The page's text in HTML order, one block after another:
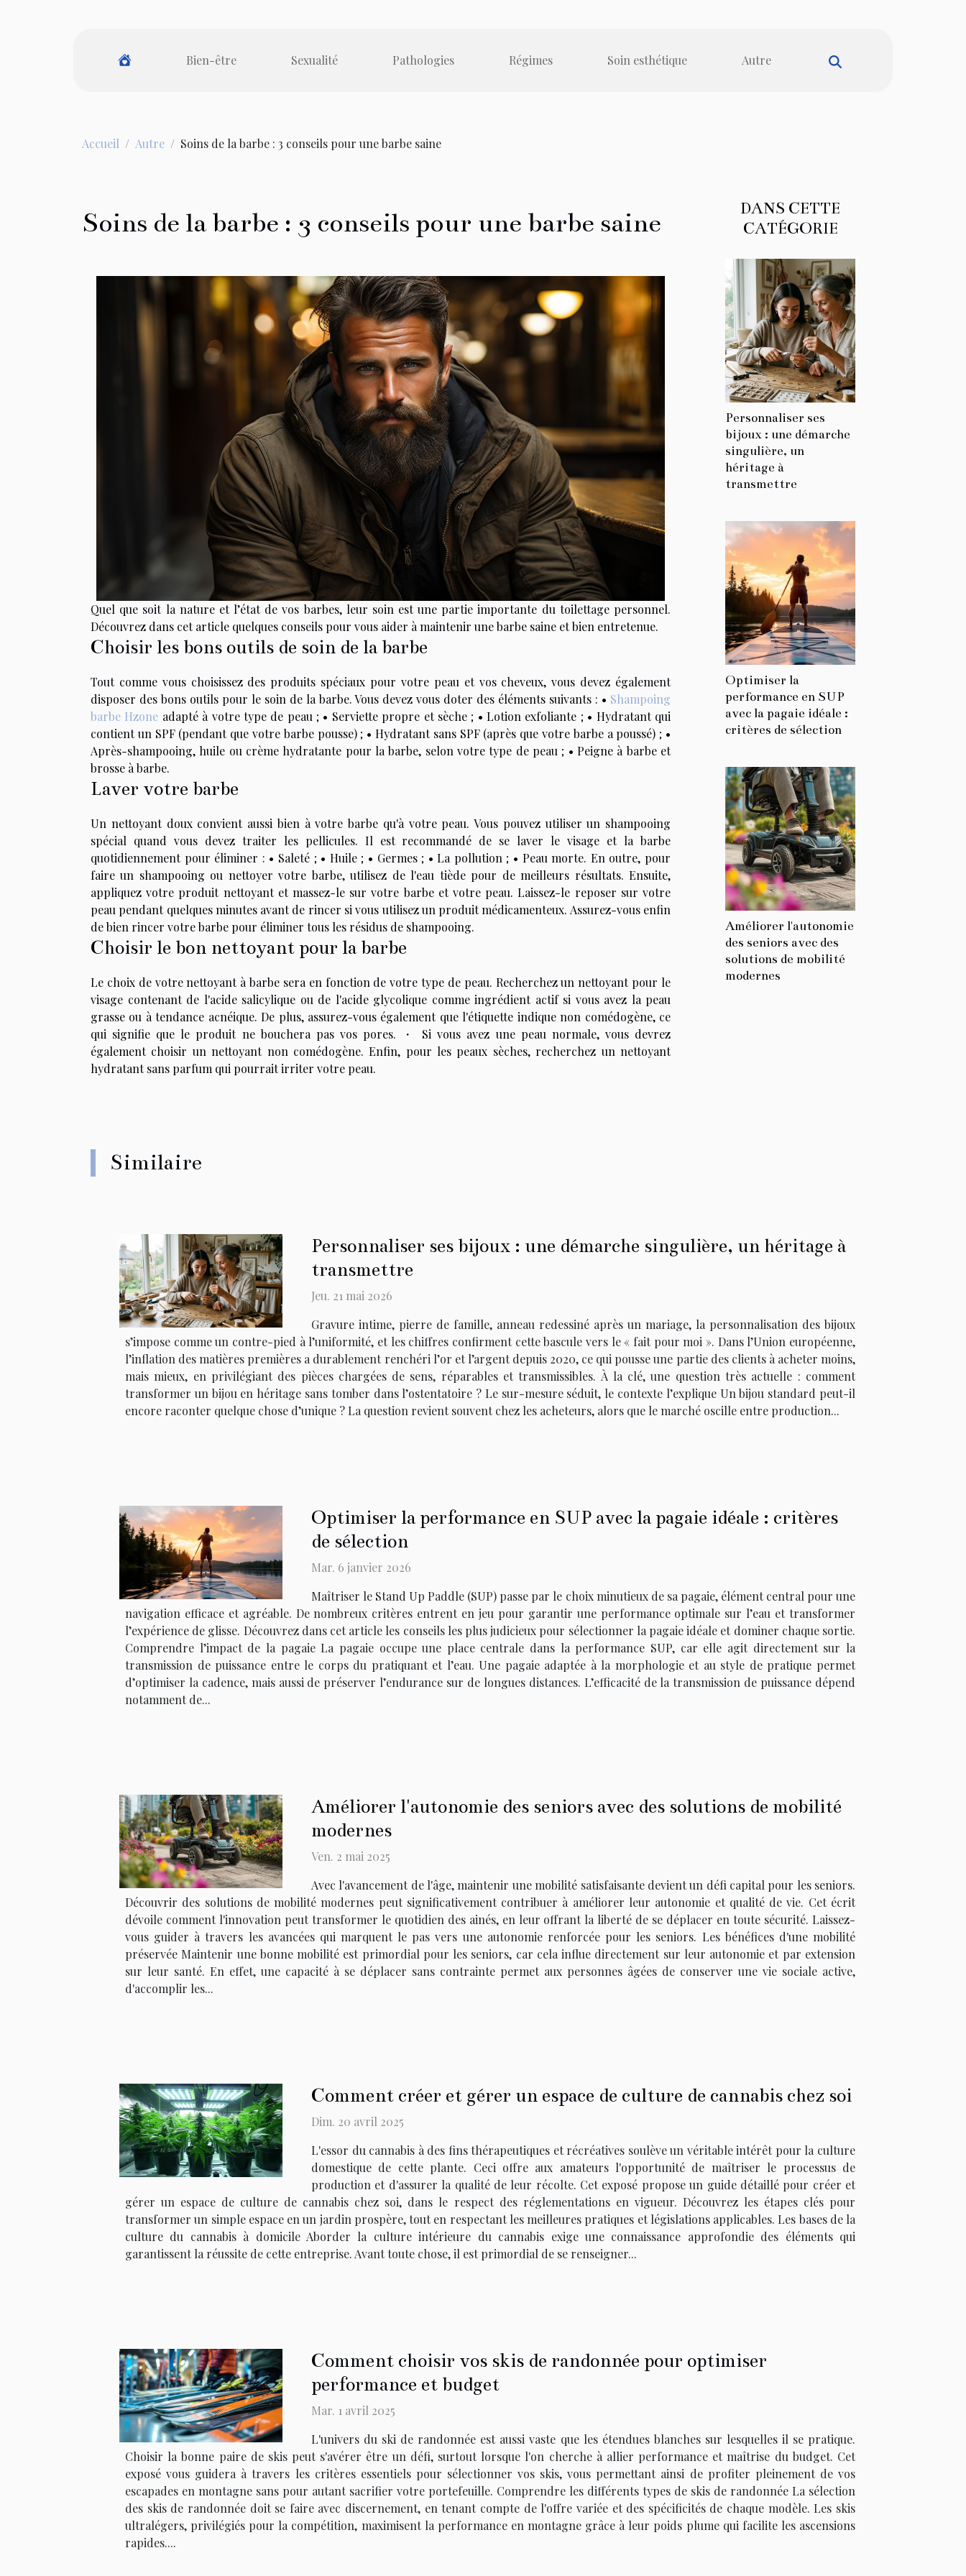
Bien-être Sexualité Pathologies Régimes Soin esthétique Autre
Accueil Autre Soins de la barbe : 3 conseils pour une barbe saine
Soins de la barbe : 3 conseils pour une barbe saine
Quel que soit la nature et l’état de vos barbes, leur soin est une partie importante du toilettage personnel.
Découvrez dans cet article quelques conseils pour vous aider à maintenir une barbe saine et bien entretenue.
Choisir les bons outils de soin de la barbe
Tout comme vous choisissez des produits spéciaux pour votre peau et vos cheveux, vous devez également
disposer des bons outils pour le soin de la barbe. Vous devez vous doter des éléments suivants : • Shampoing
barbe Hzone adapté à votre type de peau ; • Serviette propre et sèche ; • Lotion exfoliante ; • Hydratant qui
contient un SPF (pendant que votre barbe pousse) ; • Hydratant sans SPF (après que votre barbe a poussé) ; •
Après-shampooing, huile ou crème hydratante pour la barbe, selon votre type de peau ; • Peigne à barbe et
brosse à barbe.
Laver votre barbe
Un nettoyant doux convient aussi bien à votre barbe qu'à votre peau. Vous pouvez utiliser un shampooing
spécial quand vous devez traiter les pellicules. Il est recommandé de se laver le visage et la barbe
quotidiennement pour éliminer : • Saleté ; • Huile ; • Germes ; • La pollution ; • Peau morte. En outre, pour
faire un shampooing ou nettoyer votre barbe, utilisez de l'eau tiède pour de meilleurs résultats. Ensuite,
appliquez votre produit nettoyant et massez-le sur votre barbe et votre peau. Laissez-le reposer sur votre
peau pendant quelques minutes avant de rincer si vous utilisez un produit médicamenteux. Assurez-vous enfin
de bien rincer votre barbe pour éliminer tous les résidus de shampooing.
Choisir le bon nettoyant pour la barbe
Le choix de votre nettoyant à barbe sera en fonction de votre type de peau. Recherchez un nettoyant pour le
visage contenant de l'acide salicylique ou de l'acide glycolique comme ingrédient actif si vous avez la peau
grasse ou à tendance acnéique. De plus, assurez-vous également que l'étiquette indique non comédogène, ce
qui signifie que le produit ne bouchera pas vos pores. ・ Si vous avez une peau normale, vous devrez
également choisir un nettoyant non comédogène. Enfin, pour les peaux sèches, recherchez un nettoyant
hydratant sans parfum qui pourrait irriter votre peau.
DANS CETTE
CATÉGORIE
Personnaliser ses
bijoux : une démarche
singulière, un
héritage à
transmettre
Optimiser la
performance en SUP
avec la pagaie idéale :
critères de sélection
Améliorer l'autonomie
des seniors avec des
solutions de mobilité
modernes
Similaire
Personnaliser ses bijoux : une démarche singulière, un héritage à
transmettre
Jeu. 21 mai 2026
Gravure intime, pierre de famille, anneau redessiné après un mariage, la personnalisation des bijoux
s’impose comme un contre-pied à l’uniformité, et les chiffres confirment cette bascule vers le « fait pour moi ». Dans l’Union européenne,
l’inflation des matières premières a durablement renchéri l’or et l’argent depuis 2020, ce qui pousse une partie des clients à acheter moins,
mais mieux, en privilégiant des pièces chargées de sens, réparables et transmissibles. À la clé, une question très actuelle : comment
transformer un bijou en héritage sans tomber dans l’ostentatoire ? Le sur-mesure séduit, le contexte l’explique Un bijou standard peut-il
encore raconter quelque chose d’unique ? La question revient souvent chez les acheteurs, alors que le marché oscille entre production...
Optimiser la performance en SUP avec la pagaie idéale : critères
de sélection
Mar. 6 janvier 2026
Maîtriser le Stand Up Paddle (SUP) passe par le choix minutieux de sa pagaie, élément central pour une
navigation efficace et agréable. De nombreux critères entrent en jeu pour garantir une performance optimale sur l’eau et transformer
l’expérience de glisse. Découvrez dans cet article les conseils les plus judicieux pour sélectionner la pagaie idéale et dominer chaque sortie.
Comprendre l’impact de la pagaie La pagaie occupe une place centrale dans la performance SUP, car elle agit directement sur la
transmission de puissance entre le corps du pratiquant et l’eau. Une pagaie adaptée à la morphologie et au style de pratique permet
d’optimiser la cadence, mais aussi de préserver l’endurance sur de longues distances. L’efficacité de la transmission de puissance dépend
notamment de...
Améliorer l'autonomie des seniors avec des solutions de mobilité
modernes
Ven. 2 mai 2025
Avec l'avancement de l'âge, maintenir une mobilité satisfaisante devient un défi capital pour les seniors.
Découvrir des solutions de mobilité modernes peut significativement contribuer à améliorer leur autonomie et qualité de vie. Cet écrit
dévoile comment l'innovation peut transformer le quotidien des ainés, en leur offrant la liberté de se déplacer en toute sécurité. Laissez-
vous guider à travers les avancées qui marquent le pas vers une autonomie renforcée pour les seniors. Les bénéfices d'une mobilité
préservée Maintenir une bonne mobilité est primordial pour les seniors, car cela influe directement sur leur autonomie et par extension
sur leur santé. En effet, une capacité à se déplacer sans contrainte permet aux personnes âgées de conserver une vie sociale active,
d'accomplir les...
Comment créer et gérer un espace de culture de cannabis chez soi
Dim. 20 avril 2025
L'essor du cannabis à des fins thérapeutiques et récréatives soulève un véritable intérêt pour la culture
domestique de cette plante. Ceci offre aux amateurs l'opportunité de maîtriser le processus de
production et d'assurer la qualité de leur récolte. Cet exposé propose un guide détaillé pour créer et
gérer un espace de culture de cannabis chez soi, dans le respect des réglementations en vigueur. Découvrez les étapes clés pour
transformer un simple espace en un jardin prospère, tout en respectant les meilleures pratiques et législations applicables. Les bases de la
culture du cannabis à domicile Aborder la culture intérieure du cannabis exige une connaissance approfondie des éléments qui
garantissent la réussite de cette entreprise. Avant toute chose, il est primordial de se renseigner...
Comment choisir vos skis de randonnée pour optimiser
performance et budget
Mar. 1 avril 2025
L'univers du ski de randonnée est aussi vaste que les étendues blanches sur lesquelles il se pratique.
Choisir la bonne paire de skis peut s'avérer être un défi, surtout lorsque l'on cherche à allier performance et maîtrise du budget. Cet
exposé vous guidera à travers les critères essentiels pour sélectionner vos skis, vous permettant ainsi de profiter pleinement de vos
escapades en montagne sans pour autant sacrifier votre portefeuille. Comprendre les différents types de skis de randonnée La sélection
des skis de randonnée doit se faire avec discernement, en tenant compte de l'offre variée et des spécificités de chaque modèle. Les skis
ultralégers, privilégiés pour la compétition, maximisent la performance en montagne grâce à leur poids plume qui facilite les ascensions
rapides....